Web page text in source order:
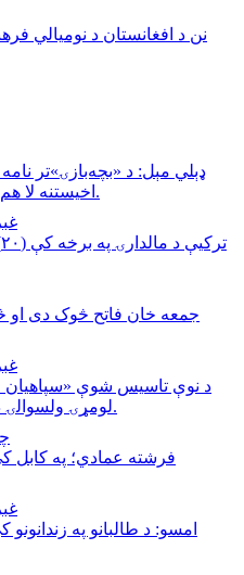
نن د افغانستان د نوميالي
ډېلي مېل: د «بچه‌بازۍ»تر
اخیستنه لا هم په افغانستان کې دوام لري.
۱۰
۳۱
د نوې تاسیس شوې «سپاهیان
لومړۍ ولسوالۍ د سقوط په اړه نوې اعلامیه.
۲۷
فرشته عمادي؛ په کابل
۱۵